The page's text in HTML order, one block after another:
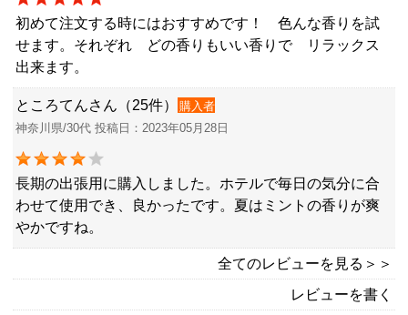
初めて注文する時にはおすすめです！ 色んな香りを試
せます。それぞれ どの香りもいい香りで リラックス
出来ます。
ところてんさん（25件）
購入者
神奈川県/30代 投稿日：2023年05月28日
長期の出張用に購入しました。ホテルで毎日の気分に合
わせて使用でき、良かったです。夏はミントの香りが爽
やかですね。
全てのレビューを見る＞＞
レビューを書く